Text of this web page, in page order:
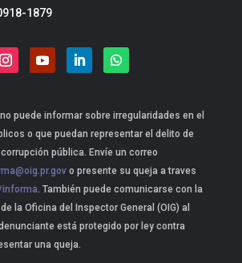
1879
puede informar sobre irregularidades en el
o que puedan representar el delito de
pública. Envíe un correo
o presente su queja a traves
informa. También puede comunicarse con la
la Oficina del Inspector General (OIG) al
está protegido por ley contra
una queja.